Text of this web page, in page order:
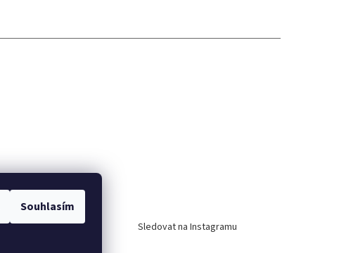
Souhlasím
Sledovat na Instagramu